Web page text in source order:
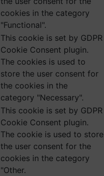
cookies in the category
"Functional".
This cookie is set by GDPR
Cookie Consent plugin.
The cookies is used to
store the user consent for
the cookies in the
category "Necessary".
This cookie is set by GDPR
Cookie Consent plugin.
The cookie is used to store
the user consent for the
cookies in the category
"Other.